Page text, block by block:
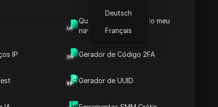
Qual é o User Agent do meu
navegador
IP Gerador de Código 2FA
Gerador de UUID
Deutsch
Français
Abrir no ChatGPT
Fazer perguntas sobre esta página
Abrir no Claude